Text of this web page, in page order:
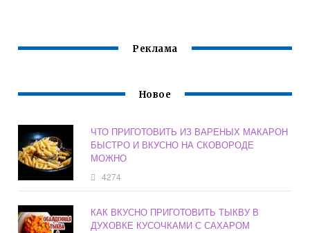
Реклама
Новое
ЧТО ПРИГОТОВИТЬ ИЗ ВАРЕНЫХ МАКАРОН
БЫСТРО И ВКУСНО НА СКОВОРОДЕ
МОЖНО
4274
КАК ВКУСНО ПРИГОТОВИТЬ ТЫКВУ В
ДУХОВКЕ КУСОЧКАМИ С САХАРОМ